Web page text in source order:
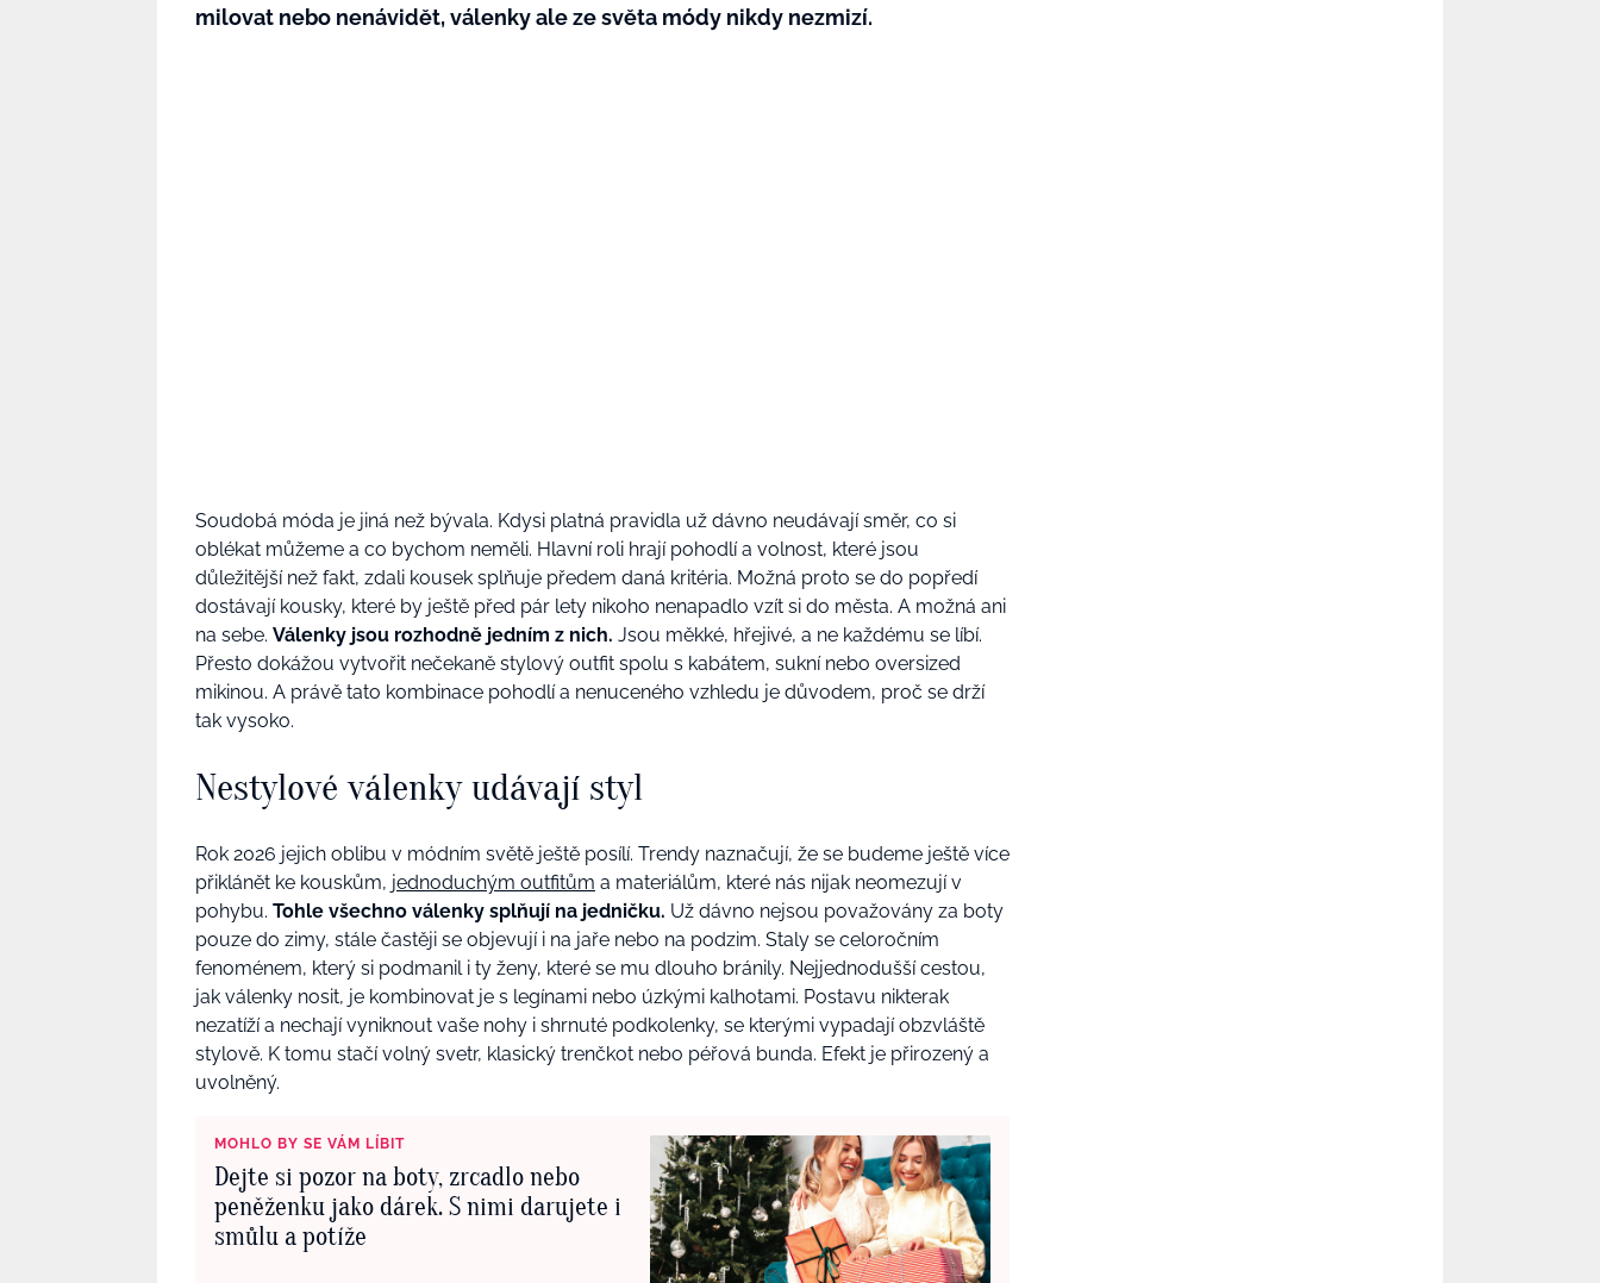
milovat nebo nenávidět, válenky ale ze světa módy nikdy nezmizí.
Soudobá móda je jiná než bývala. Kdysi platná pravidla už dávno neudávají směr, co si
oblékat můžeme a co bychom neměli. Hlavní roli hrají pohodlí a volnost, které jsou
důležitější než fakt, zdali kousek splňuje předem daná kritéria. Možná proto se do popředí
dostávají kousky, které by ještě před pár lety nikoho nenapadlo vzít si do města. A možná ani
na sebe. Válenky jsou rozhodně jedním z nich. Jsou měkké, hřejivé, a ne každému se líbí.
Přesto dokážou vytvořit nečekaně stylový outfit spolu s kabátem, sukní nebo oversized
mikinou. A právě tato kombinace pohodlí a nenuceného vzhledu je důvodem, proč se drží
tak vysoko.
Nestylové válenky udávají styl
Rok 2026 jejich oblibu v módním světě ještě posílí. Trendy naznačují, že se budeme ještě více
přiklánět ke kouskům, jednoduchým outfitům a materiálům, které nás nijak neomezují v
pohybu. Tohle všechno válenky splňují na jedničku. Už dávno nejsou považovány za boty
pouze do zimy, stále častěji se objevují i na jaře nebo na podzim. Staly se celoročním
fenoménem, který si podmanil i ty ženy, které se mu dlouho bránily. Nejjednodušší cestou,
jak válenky nosit, je kombinovat je s legínami nebo úzkými kalhotami. Postavu nikterak
nezatíží a nechají vyniknout vaše nohy i shrnuté podkolenky, se kterými vypadají obzvláště
stylově. K tomu stačí volný svetr, klasický trenčkot nebo péřová bunda. Efekt je přirozený a
uvolněný.
MOHLO BY SE VÁM LÍBIT
Dejte si pozor na boty, zrcadlo nebo
peněženku jako dárek. S nimi darujete i
smůlu a potíže